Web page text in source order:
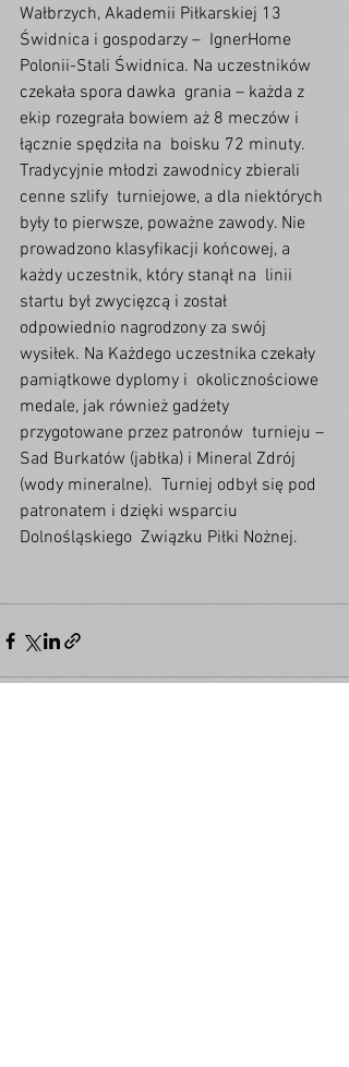
Wałbrzych, Akademii Piłkarskiej 13
Świdnica i gospodarzy –  IgnerHome
Polonii-Stali Świdnica. Na uczestników
czekała spora dawka  grania – każda z
ekip rozegrała bowiem aż 8 meczów i
łącznie spędziła na  boisku 72 minuty.
Tradycyjnie młodzi zawodnicy zbierali
cenne szlify  turniejowe, a dla niektórych
były to pierwsze, poważne zawody. Nie
prowadzono klasyfikacji końcowej, a
każdy uczestnik, który stanął na  linii
startu był zwycięzcą i został
odpowiednio nagrodzony za swój
wysiłek. Na Każdego uczestnika czekały
pamiątkowe dyplomy i  okolicznościowe
medale, jak również gadżety
przygotowane przez patronów  turnieju –
Sad Burkatów (jabłka) i Mineral Zdrój
(wody mineralne).  Turniej odbył się pod
patronatem i dzięki wsparciu
Dolnośląskiego  Związku Piłki Nożnej.